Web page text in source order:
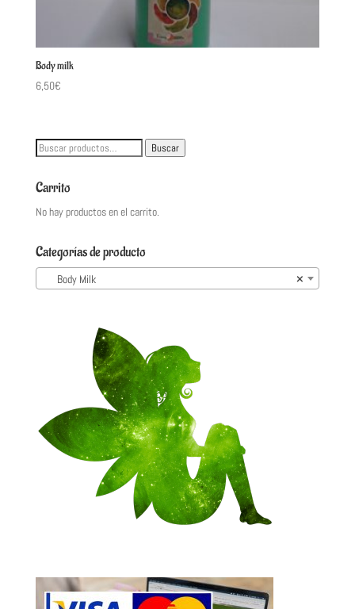
Body milk
6,50€
Buscar
Buscar
Carrito
No hay productos en el carrito.
Categorías de producto
×
Body Milk